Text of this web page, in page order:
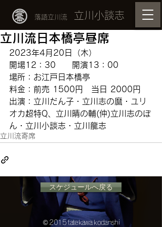
落語立川流 立川小談志
立川流日本橋亭昼席
2023年4月20日（木）
開場12：30　　開演13：00
場所：お江戸日本橋亭
料金：前売 1500円　当日 2000円
出演：立川だん子・立川志の麿・ユリ
オカ超特Q、立川晴の輔(仲)立川志のぽ
ん・立川小談志・立川龍志
立川流寄席
スケジュールへ戻る
© 2015 tatekawa kodanshi